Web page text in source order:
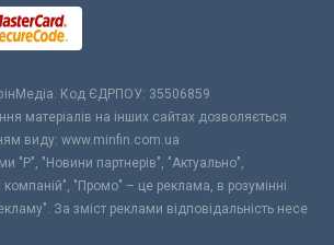
Код ЄДРПОУ: 35506859
матеріалів на інших сайтах дозволяється
виду: www.minfin.com.ua
"Р", "Новини партнерів", "Актуально",
"Промо" – це реклама, в розумінні
За зміст реклами відповідальність несе